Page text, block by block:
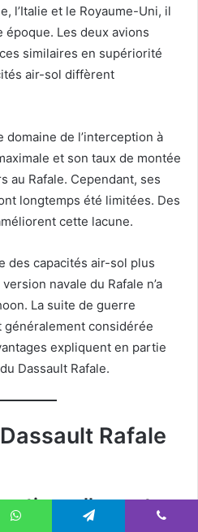
l’Italie et le Royaume-Uni, il
Les deux avions
similaires en supériorité
air-sol diffèrent
domaine de l’interception à
et son taux de montée
au Rafale. Cependant, ses
longtemps été limitées. Des
cette lacune.
des capacités air-sol plus
navale du Rafale n’a
La suite de guerre
généralement considérée
expliquent en partie
Dassault Rafale.
Rafale